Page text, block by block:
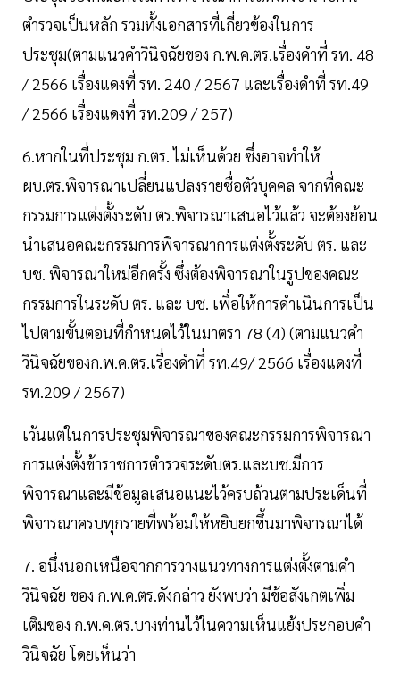
ตำรวจเป็นหลัก รวมทั้งเอกสารที่เกี่ยวข้องในการ
ประชุม(ตามแนวคำวินิจฉัยของ ก.พ.ค.ตร.เรื่องดำที่ รท. 48
/ 2566 เรื่องแดงที่ รท. 240 / 2567 และเรื่องดำที่ รท.49
/ 2566 เรื่องแดงที่ รท.209 / 257)
6.หากในที่ประชุม ก.ตร. ไม่เห็นด้วย ซึ่งอาจทำให้
ผบ.ตร.พิจารณาเปลี่ยนแปลงรายชื่อตัวบุคคล จากที่คณะ
กรรมการแต่งตั้งระดับ ตร.พิจารณาเสนอไว้แล้ว จะต้องย้อน
นำเสนอคณะกรรมการพิจารณาการแต่งตั้งระดับ ตร. และ
บช. พิจารณาใหม่อีกครั้ง ซึ่งต้องพิจารณาในรูปของคณะ
กรรมการในระดับ ตร. และ บช. เพื่อให้การดำเนินการเป็น
ไปตามขั้นตอนที่กำหนดไว้ในมาตรา 78 (4) (ตามแนวคำ
วินิจฉัยของก.พ.ค.ตร.เรื่องดำที่ รท.49/ 2566 เรื่องแดงที่
รท.209 / 2567)
เว้นแต่ในการประชุมพิจารณาของคณะกรรมการพิจารณา
การแต่งตั้งข้าราชการตำรวจระดับตร.และบช.มีการ
พิจารณาและมีข้อมูลเสนอแนะไว้ครบถ้วนตามประเด็นที่
พิจารณาครบทุกรายที่พร้อมให้หยิบยกขึ้นมาพิจารณาได้
7. อนึ่งนอกเหนือจากการวางแนวทางการแต่งตั้งตามคำ
วินิจฉัย ของ ก.พ.ค.ตร.ดังกล่าว ยังพบว่า มีข้อสังเกตเพิ่ม
เติมของ ก.พ.ค.ตร.บางท่านไว้ในความเห็นแย้งประกอบคำ
วินิจฉัย โดยเห็นว่า